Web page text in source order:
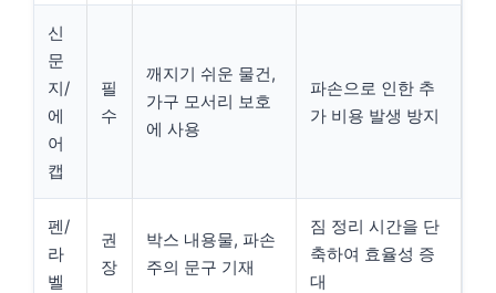
신
문
지/
에
어
캡
필
수
깨지기 쉬운 물건,
가구 모서리 보호
에 사용
파손으로 인한 추
가 비용 발생 방지
펜/
라
벨
권
장
박스 내용물, 파손
주의 문구 기재
짐 정리 시간을 단
축하여 효율성 증
대